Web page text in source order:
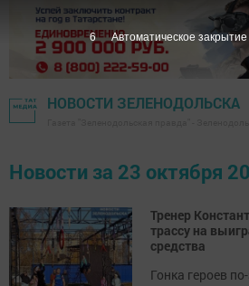
НОВОСТИ ЗЕЛЕНОДОЛЬСКА
Новости за 23 октября
Тренер
трассу на
средства
Гонка героев
5 Автоматическое